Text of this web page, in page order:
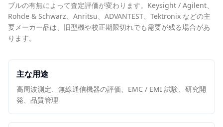
ブルの有無によって査定評価が変わります。Keysight / Agilent、
Rohde & Schwarz、Anritsu、ADVANTEST、Tektronix などの主
要メーカー品は、旧型機や校正期限切れでも需要が残る場合があ
ります。
主な用途
高周波測定、無線通信機器の評価、EMC / EMI 試験、研究開
発、品質管理